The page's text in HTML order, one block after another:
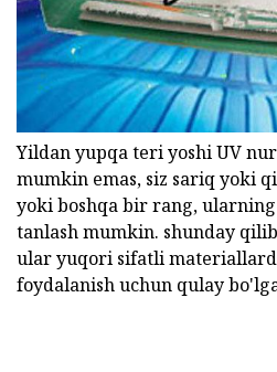
Yildan yupqa teri yoshi UV
mumkin emas, siz sariq yoki
yoki boshqa bir rang,
tanlash mumkin. shunday
ular yuqori sifatli
foydalanish uchun qulay